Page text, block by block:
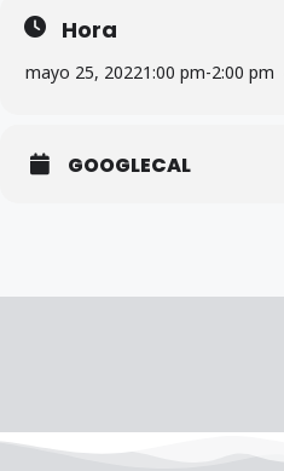
Hora
mayo 25, 20221:00 pm-2:00 pm
GOOGLECAL